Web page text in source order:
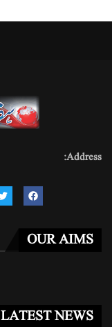
Address:
OUR AIMS
LATEST NEWS